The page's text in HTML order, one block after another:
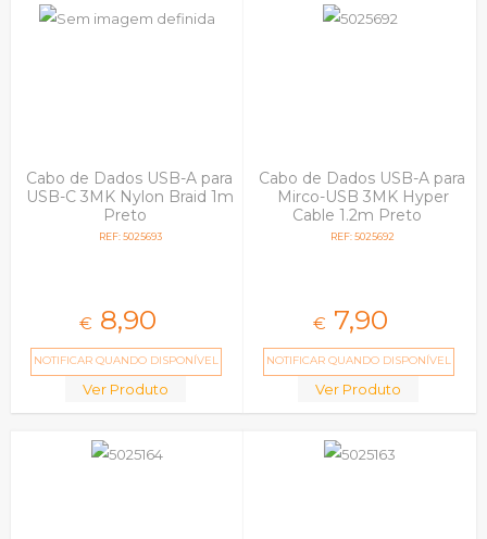
Cabo de Dados USB-A para
USB-C 3MK Nylon Braid 1m
Preto
REF: 5025693
€ 8,90
NOTIFICAR QUANDO DISPONÍVEL
Ver Produto
Cabo de Dados USB-A para
Mirco-USB 3MK Hyper
Cable 1.2m Preto
REF: 5025692
€ 7,90
NOTIFICAR QUANDO DISPONÍVEL
Ver Produto